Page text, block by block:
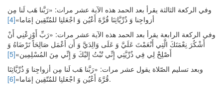
وفي الركعة الثالثة يقرأ بعد الحمد هذه الآية عشر مرات: «رَبَّنا هَب لَنا مِن
أزواجِنا وَ ذُرِّيَّاتِنَا قُرَّةَ أَعْيُن وَ اجْعَلنِا للمُتّقِين إمَاما»[4]
وفي الركعة الرابعة يقرأ بعد الحمد هذه الآية عشر مرات: «رَبِّ أَوْزِعْنِي أَنْ
أَشْكُرَ نِعْمَتَكَ الَّتِي أَنْعَمْتَ عَلَيَّ وَ عَلَى وَالِدَيَّ وَ أَن أعْمَل صَالِحَاً تَرْضَاهُ وَ
أَصْلِحْ لِي فِي ذُرِّيَّتِي إِنِّي تُبْتُ إِليْكَ وَ إِنِّي مِنَ المُسْلِمِين»[5]
وبعد تسليم الصّلاة يقول عشر مرات: «رَبَّنا هَب لَنا مِن أزواجِنا وَ ذُرِّيَّاتِنَا
قُرَّةَ أَعْيُن وَ اجْعَلنِا للمُتّقِين إمَاما»[6] .